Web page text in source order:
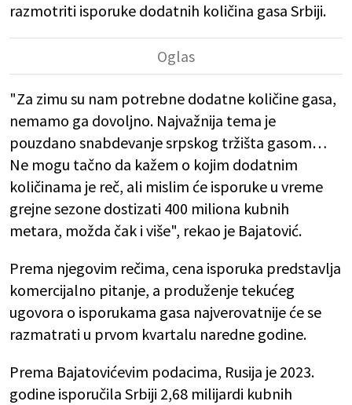
razmotriti isporuke dodatnih količina gasa Srbiji.
"Za zimu su nam potrebne dodatne količine gasa,
nemamo ga dovoljno. Najvažnija tema je
pouzdano snabdevanje srpskog tržišta gasom…
Ne mogu tačno da kažem o kojim dodatnim
količinama je reč, ali mislim će isporuke u vreme
grejne sezone dostizati 400 miliona kubnih
metara, možda čak i više", rekao je Bajatović.
Prema njegovim rečima, cena isporuka predstavlja
komercijalno pitanje, a produženje tekućeg
ugovora o isporukama gasa najverovatnije će se
razmatrati u prvom kvartalu naredne godine.
Prema Bajatovićevim podacima, Rusija je 2023.
godine isporučila Srbiji 2,68 milijardi kubnih